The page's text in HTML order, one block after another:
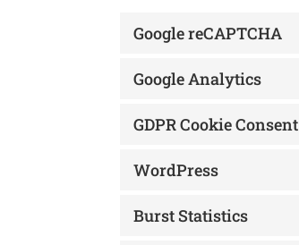
Google reCAPTCHA
Google Analytics
GDPR Cookie Consent
WordPress
Burst Statistics